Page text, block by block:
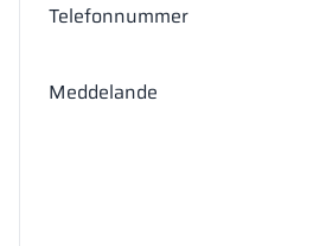
Telefonnummer
Meddelande